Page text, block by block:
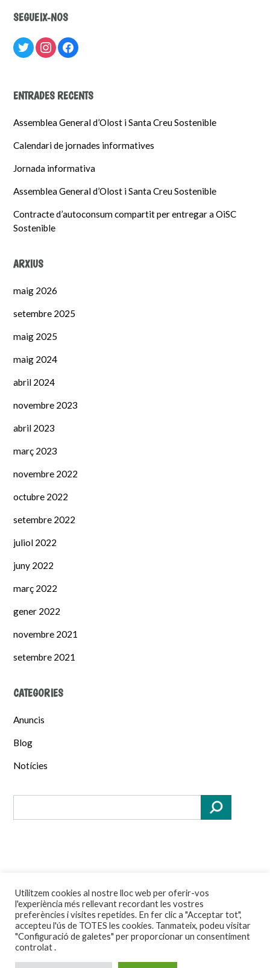
SEGUEIX-NOS
twitterinstagram
facebook
ENTRADES RECENTS
Assemblea General d’Olost i Santa Creu Sostenible
Calendari de jornades informatives
Jornada informativa
Assemblea General d’Olost i Santa Creu Sostenible
Contracte d’autoconsum compartit per entregar a OiSC
Sostenible
ARXIUS
maig 2026
setembre 2025
maig 2025
maig 2024
abril 2024
novembre 2023
abril 2023
març 2023
novembre 2022
octubre 2022
setembre 2022
juliol 2022
juny 2022
març 2022
gener 2022
novembre 2021
setembre 2021
CATEGORIES
Anuncis
Blog
Notícies
Theme byOut the Box
Política de privadesa
Utilitzem cookies al nostre lloc web per oferir-vos
l'experiència més rellevant recordant les vostres
preferències i visites repetides. En fer clic a "Acceptar tot",
accepteu l'ús de TOTES les cookies. Tanmateix, podeu visitar
"Configuració de galetes" per proporcionar un consentiment
controlat .